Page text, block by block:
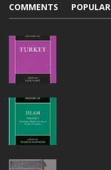
POPULAR
COMMENTS